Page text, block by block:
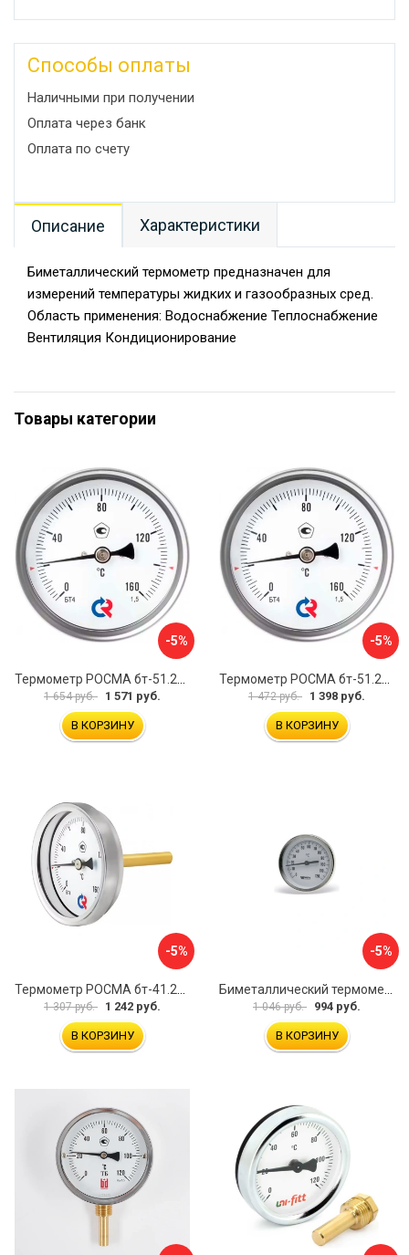
Способы оплаты
Наличными при получении
Оплата через банк
Оплата по счету
Описание Характеристики
Биметаллический термометр предназначен для
измерений температуры жидких и газообразных сред.
Область применения: Водоснабжение Теплоснабжение
Вентиляция Кондиционирование
Товары категории
-5%
1 654 руб. 1 571 руб.
В КОРЗИНУ
-5%
1 472 руб. 1 398 руб.
В КОРЗИНУ
-5%
Термометр РОСМА бт-41.211 D070-00588
1 307 руб. 1 242 руб.
В КОРЗИНУ
-5%
Биметаллический термометр Watts F+R801 OR 10005800
1 046 руб. 994 руб.
В КОРЗИНУ